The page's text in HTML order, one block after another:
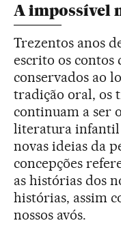
A impossível
Trezentos anos
escrito os contos
conservados ao
tradição oral, os
continuam a ser
literatura infantil
novas ideias da
concepções
as histórias dos
histórias, assim
nossos avós.